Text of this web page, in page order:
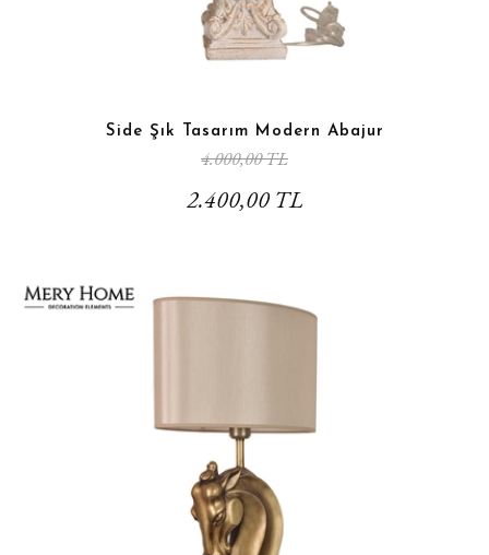
Side Şık Tasarım Modern Abajur
4.000,00 TL
2.400,00 TL